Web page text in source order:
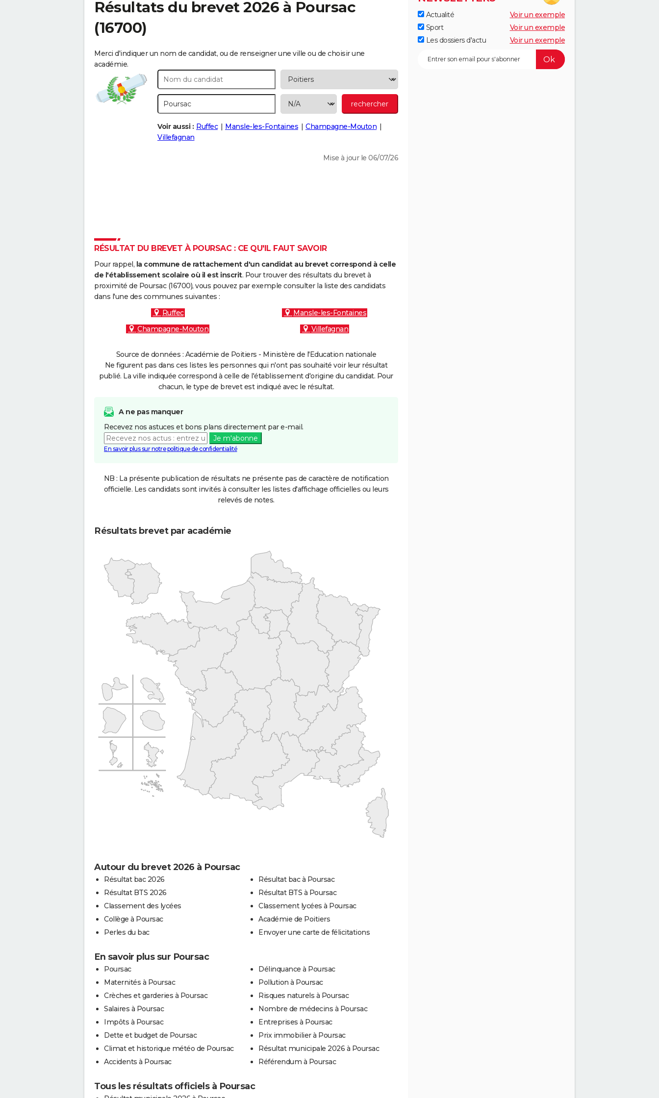
Résultats du brevet 2026 à Poursac
(16700)
Merci d'indiquer un nom de candidat, ou de renseigner une ville ou de choisir une
académie.
Voir aussi : Ruffec Mansle-les-Fontaines
Champagne-Mouton
Villefagnan
Mise à jour le 06/07/26
RÉSULTAT DU BREVET À POURSAC : CE QU'IL FAUT SAVOIR
Pour rappel, la commune de rattachement d'un candidat au brevet correspond à celle
de l'établissement scolaire où il est inscrit. Pour trouver des résultats du brevet à
proximité de Poursac (16700), vous pouvez par exemple consulter la liste des candidats
dans l'une des communes suivantes :
Ruffec
Mansle-les-Fontaines
Champagne-Mouton
Villefagnan
Source de données : Académie de Poitiers - Ministère de l'Education nationale
Ne figurent pas dans ces listes les personnes qui n'ont pas souhaité voir leur résultat
publié. La ville indiquée correspond à celle de l'établissement d'origine du candidat. Pour
chacun, le type de brevet est indiqué avec le résultat.
A ne pas manquer
Recevez nos astuces et bons plans directement par e-mail.
Je m'abonne
En savoir plus sur notre politique de confidentialité
NB : La présente publication de résultats ne présente pas de caractère de notification
officielle. Les candidats sont invités à consulter les listes d'affichage officielles ou leurs
relevés de notes.
Résultats brevet par académie
Autour du brevet 2026 à Poursac
Résultat bac 2026
Résultat BTS 2026
Classement des lycées
Collège à Poursac
Perles du bac
Résultat bac à Poursac
Résultat BTS à Poursac
Classement lycées à Poursac
Académie de Poitiers
Envoyer une carte de félicitations
En savoir plus sur Poursac
Poursac
Maternités à Poursac
Crèches et garderies à Poursac
Salaires à Poursac
Impôts à Poursac
Dette et budget de Poursac
Climat et historique météo de Poursac
Accidents à Poursac
Délinquance à Poursac
Pollution à Poursac
Risques naturels à Poursac
Nombre de médecins à Poursac
Entreprises à Poursac
Prix immobilier à Poursac
Résultat municipale 2026 à Poursac
Référendum à Poursac
Tous les résultats officiels à Poursac
Actualité
Voir un exemple
Sport
Voir un exemple
Les dossiers d'actu
Voir un exemple